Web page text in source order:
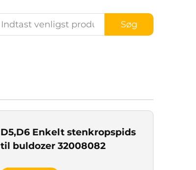
Søg
D5,D6 Enkelt stenkropspids
til buldozer 32008082